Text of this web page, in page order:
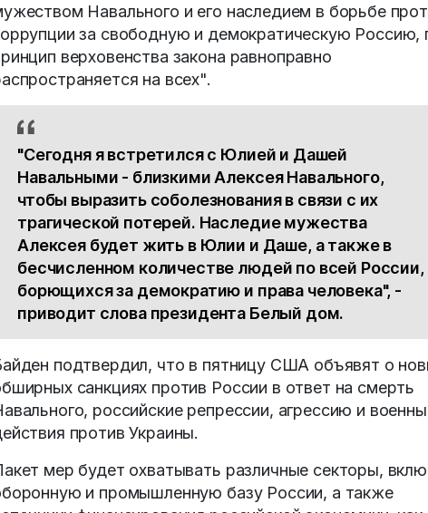
Навального и его наследием в борьбе
за свободную и демократическую Россию,
верховенства закона равноправно
на всех".
"Сегодня я встретился с Юлией и Дашей
Навальными - близкими Алексея Навального,
чтобы выразить соболезнования в связи с их
трагической потерей. Наследие мужества
Алексея будет жить в Юлии и Даше, а также в
бесчисленном количестве людей по всей России,
борющихся за демократию и права человека", -
приводит слова президента Белый дом.
подтвердил, что в пятницу США объявят о
санкциях против России в ответ на смерть
российские репрессии, агрессию и
против Украины.
мер будет охватывать различные секторы,
и промышленную базу России, а также